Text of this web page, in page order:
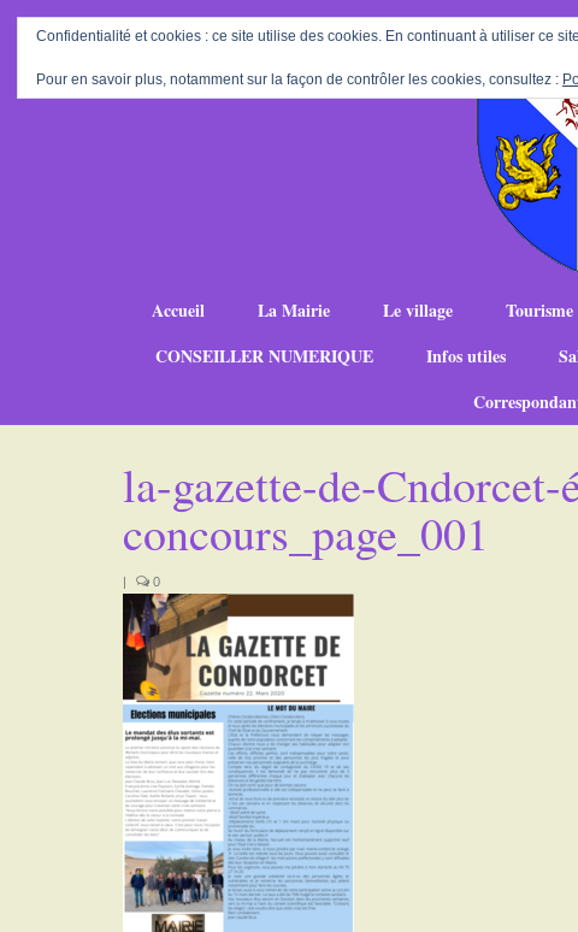
Accueil La Mairie Le village Tourisme
CONSEILLER NUMERIQUE
Infos utiles
la-gazette-de-
concours_page_001
| 0
Confidentialité et cookies : ce site utilise des cookies. En continuant à utiliser ce
Pour en savoir plus, notamment sur la façon de contrôler les cookies, consultez :